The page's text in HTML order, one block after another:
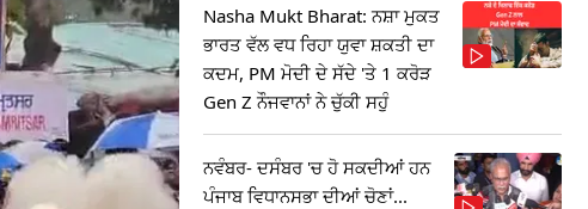
Nasha Mukt Bharat: ਨਸ਼ਾ ਮੁਕਤ
ਭਾਰਤ ਵੱਲ ਵਧ ਰਿਹਾ ਯੁਵਾ ਸ਼ਕਤੀ ਦਾ
ਕਦਮ, PM ਮੋਦੀ ਦੇ ਸੱਦੇ 'ਤੇ 1 ਕਰੋੜ
Gen Z ਨੌਜਵਾਨਾਂ ਨੇ ਚੁੱਕੀ ਸਹੁੰ
ਨਵੰਬਰ- ਦਸੰਬਰ 'ਚ ਹੋ ਸਕਦੀਆਂ ਹਨ
ਪੰਜਾਬ ਵਿਧਾਨਸਭਾ ਦੀਆਂ ਚੋਣਾਂ...